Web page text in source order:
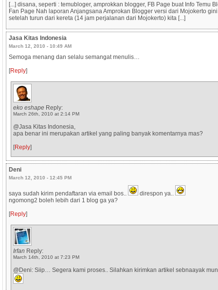
[...] disana, seperti : temubloger, amprokkan blogger, FB Page buat Info Temu
Fan Page Nah laporan Anjangsana Amprokan Blogger versi dari Mojokerto
setelah turun dari kereta (14 jam perjalanan dari Mojokerto) kita [...]
Jasa Kitas Indonesia
March 12, 2010 - 10:49 AM
Semoga menang dan selalu semangat menulis…
[Reply]
eko eshape Reply:
March 26th, 2010 at 2:14 PM
@Jasa Kitas Indonesia,
apa benar ini merupakan artikel yang paling banyak komentarnya mas?
[Reply]
Deni
March 12, 2010 - 12:45 PM
saya sudah kirim pendaftaran via email bos..
direspon ya..
ngomong2 boleh lebih dari 1 blog ga ya?
[Reply]
Irfan Reply:
March 14th, 2010 at 7:23 PM
@Deni: Siip… Segera kami proses.. Silahkan kirimkan artikel sebnaayak